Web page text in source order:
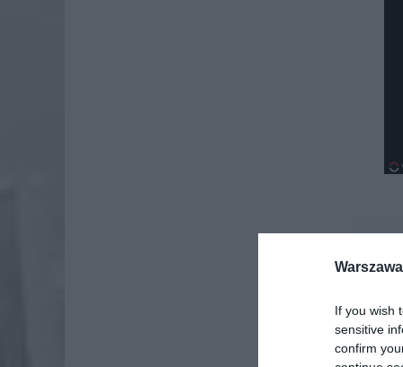
If you wish
sensitive
confirm